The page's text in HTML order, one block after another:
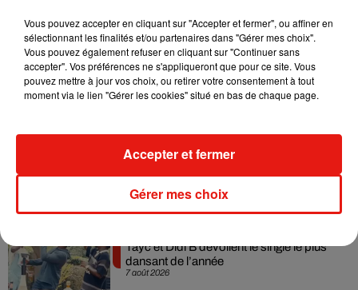
Julien Lieb s’essaye à la vie de chatelain
dans son nouveau clip
Sensation » avec Kylie Minogue
7 août 2026
Tayc et Didi B dévoilent le single le plus
dansant de l’année
Vous pouvez accepter en cliquant sur "Accepter et fermer", ou affiner en
sélectionnant les finalités et/ou partenaires dans "Gérer mes choix".
Vous pouvez également refuser en cliquant sur "Continuer sans
accepter". Vos préférences ne s'appliqueront que pour ce site. Vous
pouvez mettre à jour vos choix, ou retirer votre consentement à tout
moment via le lien "Gérer les cookies" situé en bas de chaque page.
Gérer mes choix
Accepter et fermer